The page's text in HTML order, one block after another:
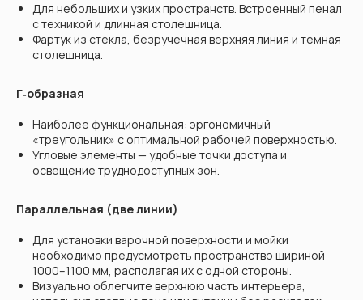
Для небольших и узких пространств. Встроенный пенал
с техникой и длинная столешница.
Фартук из стекла, безручечная верхняя линия и тёмная
столешница.
Г‑образная
Наиболее функциональная: эргономичный
«треугольник» с оптимальной рабочей поверхностью.
Угловые элементы — удобные точки доступа и
освещение труднодоступных зон.
Параллельная (две линии)
Для установки варочной поверхности и мойки
необходимо предусмотреть пространство шириной
1000–1100 мм, располагая их с одной стороны.
Визуально облегчите верхнюю часть интерьера,